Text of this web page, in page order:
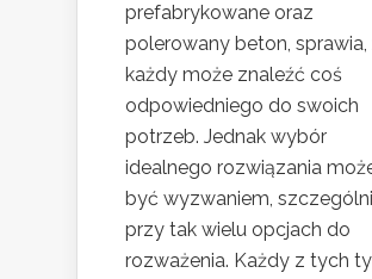
prefabrykowane oraz
polerowany beton, sprawia,
każdy może znaleźć coś
odpowiedniego do swoich
potrzeb. Jednak wybór
idealnego rozwiązania
być wyzwaniem,
przy tak wielu opcjach do
rozważenia. Każdy z tych